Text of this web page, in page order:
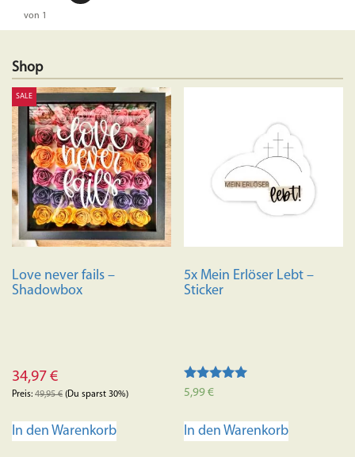
von 1
Shop
SALE
Love never fails –
Shadowbox
34,97 €
Preis: 49,95€ (Du sparst 30%)
In den Warenkorb
5x Mein Erlöser Lebt –
Sticker
Bewertet mit
5,99€
In den Warenkorb